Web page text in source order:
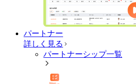
パートナー
詳しく見る
パートナーシップ一覧